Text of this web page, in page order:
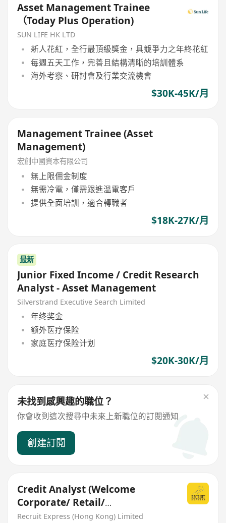
Asset Management Trainee
（Today Plus Operation)
SUN LIFE HK LTD
新人花紅，全行最頂級獎金，具競爭力之年終花紅
每週五天工作，完善且結構清晰的培訓體系
海外考察、研討會及行業交流機會
$30K-45K/月
Management Trainee (Asset
Management)
宏創中國資本有限公司
無上限佣金制度
無需冷電，僅需跟進溫電客戶
提供全面培訓，適合轉職者
$18K-27K/月
最新
Junior Fixed Income / Credit Research
Analyst - Asset Management
Silverstrand Executive Search Limited
年终奖金
额外医疗保险
家庭医疗保险计划
$20K-30K/月
未找到感興趣的職位？
你會收到這次搜尋中未來上新職位的訂閱通知
創建訂閱
Credit Analyst (Welcome
Corporate/ Retail/
Institutional/ Asset
Recruit Express (Hong Kong) Limited